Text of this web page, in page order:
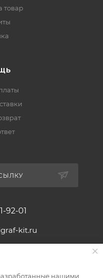
товар
92-01
kit.ru
р-н,
нашими